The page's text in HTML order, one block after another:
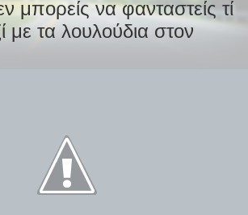
μπορείς να φανταστείς τί
με τα λουλούδια στον